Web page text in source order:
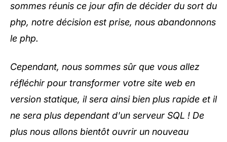
sommes réunis ce jour afin de décider du sort du
php, notre décision est prise, nous abandonnons
le php.
Cependant, nous sommes sûr que vous allez
réfléchir pour transformer votre site web en
version statique, il sera ainsi bien plus rapide et il
ne sera plus dependant d'un serveur SQL ! De
plus nous allons bientôt ouvrir un nouveau